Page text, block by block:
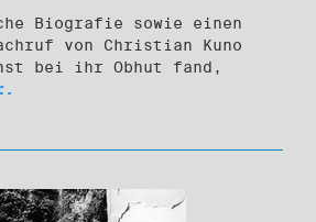
Biografie sowie einen
von Christian Kuno
bei ihr Obhut fand,